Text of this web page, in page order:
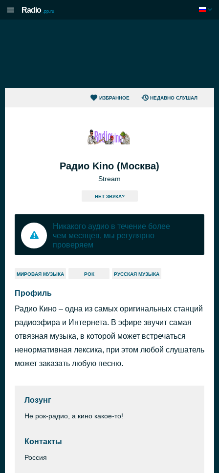
Radio .pp.ru
ИЗБРАННОЕ НЕДАВНО СЛУШАЛ
Радио Kino (Москва)
Stream
HЕТ ЗВУКА?
Никакого аудио в течение более
чем месяцев, мы регулярно
проверяем
МИРОВАЯ МУЗЫКА РОК РУССКАЯ МУЗЫКА
Профиль
Радио Кино – одна из самых оригинальных станций
радиоэфира и Интернета. В эфире звучит самая
отвязная музыка, в которой может встречаться
ненормативная лексика, при этом любой слушатель
может заказать любую песню.
Лозунг
Не рок-радио, а кино какое-то!
Контакты
Россия